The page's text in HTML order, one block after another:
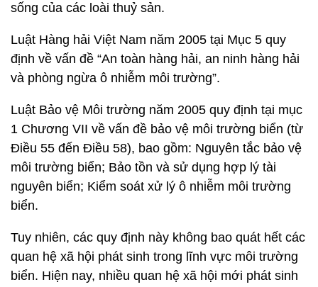
sống của các loài thuỷ sản.
Luật Hàng hải Việt Nam năm 2005 tại Mục 5 quy
định về vấn đề “An toàn hàng hải, an ninh hàng hải
và phòng ngừa ô nhiễm môi trường”.
Luật Bảo vệ Môi trường năm 2005 quy định tại mục
1 Chương VII về vấn đề bảo vệ môi trường biển (từ
Điều 55 đến Điều 58), bao gồm: Nguyên tắc bảo vệ
môi trường biển; Bảo tồn và sử dụng hợp lý tài
nguyên biển; Kiểm soát xử lý ô nhiễm môi trường
biển.
Tuy nhiên, các quy định này không bao quát hết các
quan hệ xã hội phát sinh trong lĩnh vực môi trường
biển. Hiện nay, nhiều quan hệ xã hội mới phát sinh